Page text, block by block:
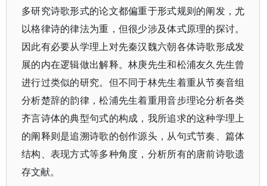
多研究诗歌形式的论文都偏重于形式规则的阐发，尤
以格律诗的律法为重，但很少涉及体式原理的探讨。
因此有必要从学理上对先秦汉魏六朝各体诗歌形成发
展的内在逻辑做出解释。林庚先生和松浦友久先生曾
进行过类似的研究。但不同于林先生着重从节奏音组
分析楚辞的韵律，松浦先生着重用音步理论分析各类
齐言诗体的典型句式的构成，我所追求的这种学理上
的阐释则是追溯诗歌的创作源头，从句式节奏、篇体
结构、表现方式等多种角度，分析所有的唐前诗歌遗
存文献。